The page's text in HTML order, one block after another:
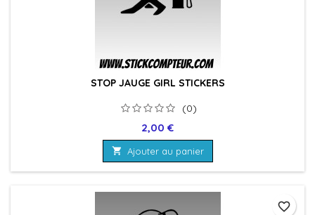
STOP JAUGE GIRL STICKERS
(0)
Prix
2,00 €
 Ajouter au panier
favorite_border